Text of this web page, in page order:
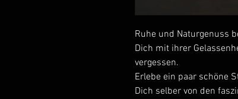
Ruhe und Naturgenuss
Dich mit ihrer
vergessen.
Erlebe ein paar schöne
Dich selber von den